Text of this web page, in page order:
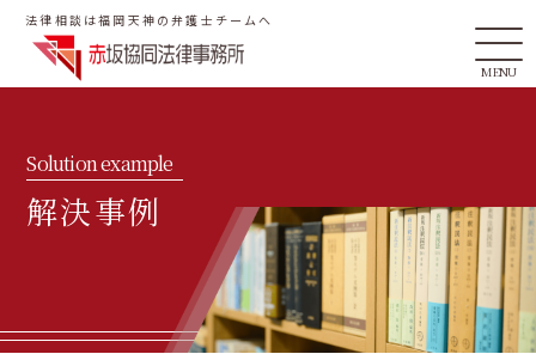
法律相談は福岡天神の弁護士チームへ
MENU
Solution example
解決事例